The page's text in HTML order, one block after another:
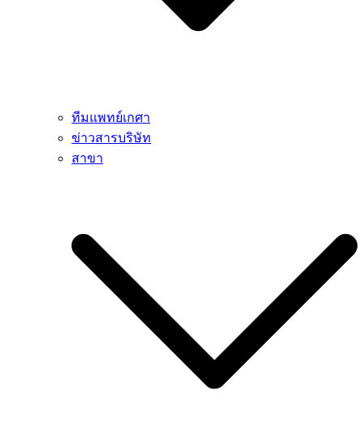
ทีมแพทย์เกศา
ข่าวสารบริษัท
สาขา